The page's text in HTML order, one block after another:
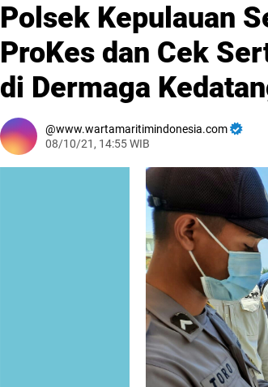
Polsek Kepulauan
ProKes dan Cek
di Dermaga
www.wartamaritimindonesia.com
08/10/21, 14:55 WIB